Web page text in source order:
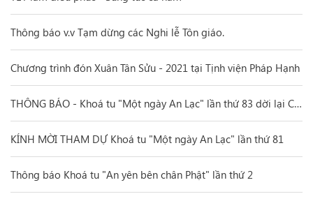
Thông báo v.v Tạm dừng các Nghi lễ Tôn giáo.
Chương trình đón Xuân Tân Sửu - 2021 tại Tịnh viện Pháp Hạnh
THÔNG BÁO - Khoá tu "Một ngày An Lạc" lần thứ 83 dời lại Chủ nhật, ngày 31/1/2021 (nhằm ngày 19/ Chạp/ Canh Tý.
KÍNH MỜI THAM DỰ Khoá tu "Một ngày An Lạc" lần thứ 81
Thông báo Khoá tu "An yên bên chân Phật" lần thứ 2